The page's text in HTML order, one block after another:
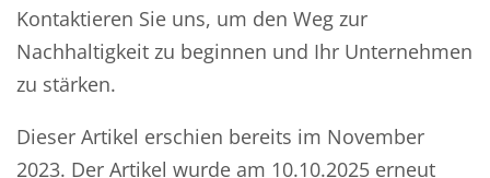
Kontaktieren Sie uns, um den Weg zur
Nachhaltigkeit zu beginnen und Ihr Unternehmen
zu stärken.
Dieser Artikel erschien bereits im November
2023. Der Artikel wurde am 10.10.2025 erneut